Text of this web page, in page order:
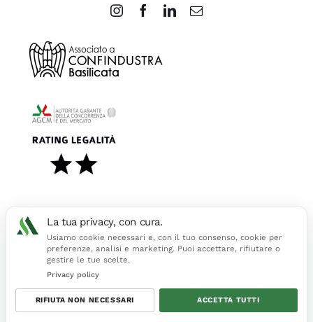
© Copyright 2026 Astor Immobiliare S.r.l. | Tutti i diritti riservati
| Via Ciccotti 36/C, 85100 Potenza (PZ) P. IVA 04598970962 |
La tua privacy, con cura.
Usiamo cookie necessari e, con il tuo consenso, cookie per
preferenze, analisi e marketing. Puoi accettare, rifiutare o
gestire le tue scelte.
Privacy policy
RIFIUTA NON NECESSARI ACCETTA TUTTI